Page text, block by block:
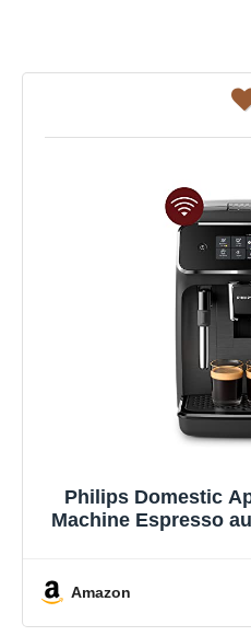
Philips Domestic
Machine Espresso
Amazon